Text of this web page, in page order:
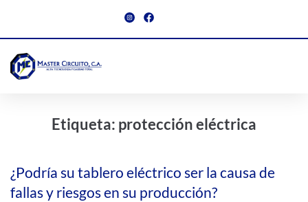
Etiqueta: protección eléctrica
¿Podría su tablero eléctrico ser la causa de
fallas y riesgos en su producción?